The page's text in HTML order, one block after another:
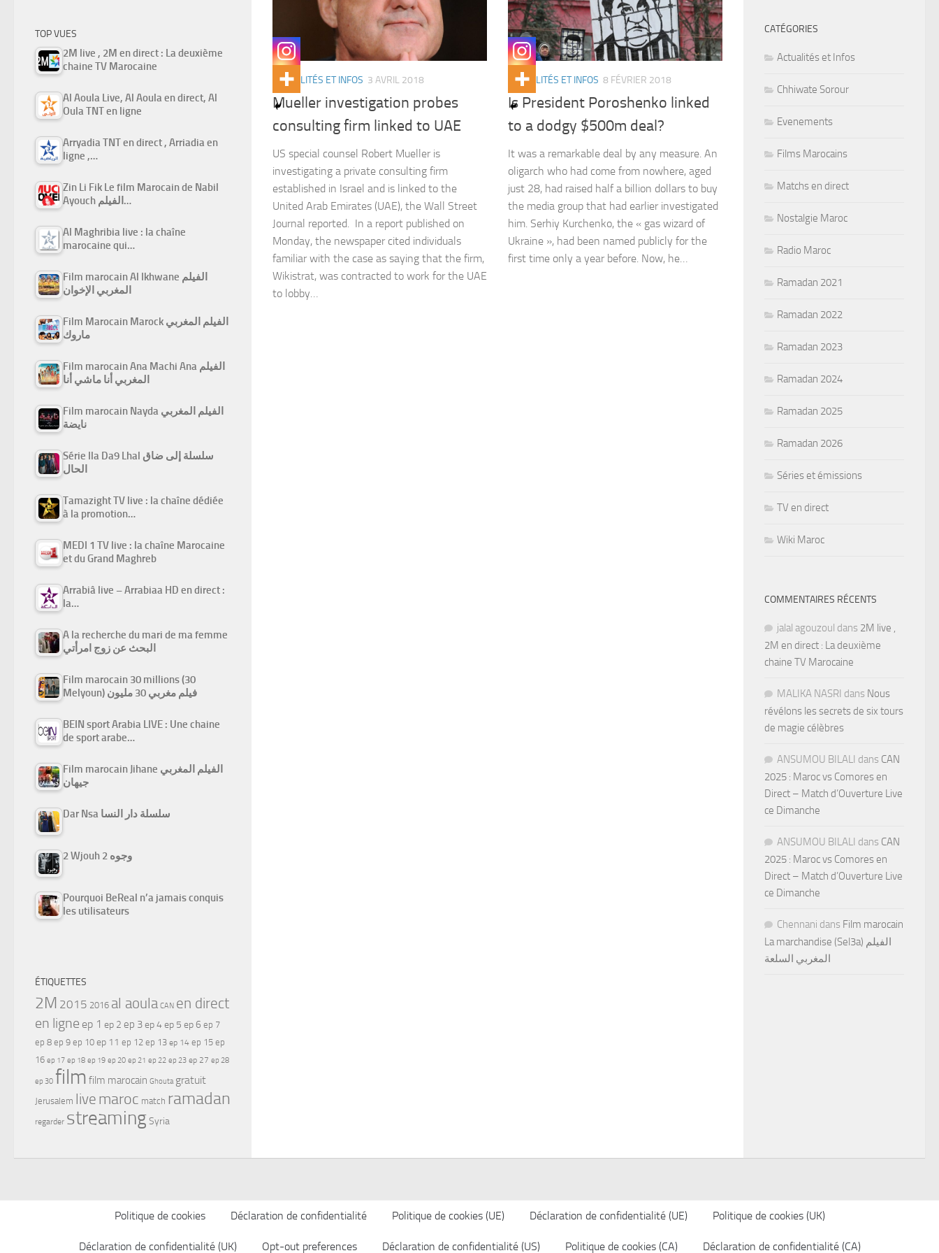
ACTUALITÉS ET INFOS 3 AVRIL 2018
Mueller investigation probes
consulting firm linked to UAE
US special counsel Robert Mueller is
investigating a private consulting firm
established in Israel and is linked to the
United Arab Emirates (UAE), the Wall Street
Journal reported. In a report published on
Monday, the newspaper cited individuals
familiar with the case as saying that the firm,
Wikistrat, was contracted to work for the UAE
to lobby…
ACTUALITÉS ET INFOS 8 FÉVRIER 2018
Is President Poroshenko linked
to a dodgy $500m deal?
It was a remarkable deal by any measure. An
oligarch who had come from nowhere, aged
just 28, had raised half a billion dollars to buy
the media group that had earlier investigated
him. Serhiy Kurchenko, the « gas wizard of
Ukraine », had been named publicly for the
first time only a year before. Now, he…
TOP VUES
2M live , 2M en direct : La deuxième
chaine TV Marocaine
Al Aoula Live, Al Aoula en direct, Al
Oula TNT en ligne
Arryadia TNT en direct , Arriadia en
ligne ,…
Zin Li Fik Le film Marocain de Nabil
Ayouch الفيلم…
Al Maghribia live : la chaîne
marocaine qui…
Film marocain Al Ikhwane الفيلم
المغربي الإخوان
Film Marocain Marock الفيلم المغربي
ماروك
Film marocain Ana Machi Ana الفيلم
المغربي أنا ماشي أنا
Film marocain Nayda الفيلم المغربي
نايضة
Série Ila Da9 Lhal سلسلة إلى ضاق
الحال
Tamazight TV live : la chaîne dédiée
à la promotion…
MEDI 1 TV live : la chaîne Marocaine
et du Grand Maghreb
Arrabiâ live – Arrabiaa HD en direct :
la…
A la recherche du mari de ma femme
البحث عن زوج امرأتي
Film marocain 30 millions (30
Melyoun) فيلم مغربي 30 مليون
BEIN sport Arabia LIVE : Une chaine
de sport arabe…
Film marocain Jihane الفيلم المغربي
جيهان
Dar Nsa سلسلة دار النسا
2 Wjouh 2 وجوه
Pourquoi BeReal n’a jamais conquis
les utilisateurs
ÉTIQUETTES
2M 2015 2016 al aoula CAN en direct
en ligne ep 1 ep 2 ep 3ep 4ep 5 ep 6 ep 7
ep 8 ep 9 ep 10 ep 11 ep 12 ep 13 ep 14 ep 15 ep
16 ep 17 ep 18 ep 19 ep 20 ep 21 ep 22 ep 23 ep 27 ep 28
ep 30 film film marocain Ghouta gratuit
Jerusalem live maroc match ramadan
regarder streamingSyria
CATÉGORIES
Actualités et Infos
Chhiwate Sorour
Evenements
Films Marocains
Matchs en direct
Nostalgie Maroc
Radio Maroc
Ramadan 2021
Ramadan 2022
Ramadan 2023
Ramadan 2024
Ramadan 2025
Ramadan 2026
Séries et émissions
TV en direct
Wiki Maroc
COMMENTAIRES RÉCENTS
jalal agouzoul dans 2M live ,
2M en direct : La deuxième
chaine TV Marocaine
MALIKA NASRI dans Nous
révélons les secrets de six tours
de magie célèbres
ANSUMOU BILALI dans CAN
2025 : Maroc vs Comores en
Direct – Match d’Ouverture Live
ce Dimanche
ANSUMOU BILALI dans CAN
2025 : Maroc vs Comores en
Direct – Match d’Ouverture Live
ce Dimanche
Chennani dans Film marocain
La marchandise (Sel3a) الفيلم
المغربي السلعة
Politique de cookies Déclaration de confidentialité Politique de cookies (UE) Déclaration de confidentialité (UE) Politique de cookies (UK)
Déclaration de confidentialité (UK) Opt-out preferences Déclaration de confidentialité (US) Politique de cookies (CA) Déclaration de confidentialité (CA)